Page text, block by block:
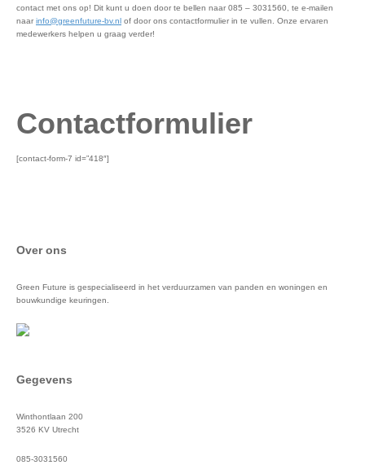
contact met ons op! Dit kunt u doen door te bellen naar 085 – 3031560, te e-mailen
naar info@greenfuture-bv.nl of door ons contactformulier in te vullen. Onze ervaren
medewerkers helpen u graag verder!
Contactformulier
[contact-form-7 id=”418″]
Over ons
Green Future is gespecialiseerd in het verduurzamen van panden en woningen en
bouwkundige keuringen.
Gegevens
Winthontlaan 200
3526 KV Utrecht
085-3031560